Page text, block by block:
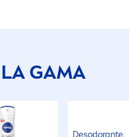
GAMA
Desodorante